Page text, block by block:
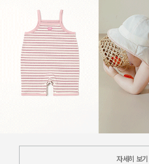
자세히 보기